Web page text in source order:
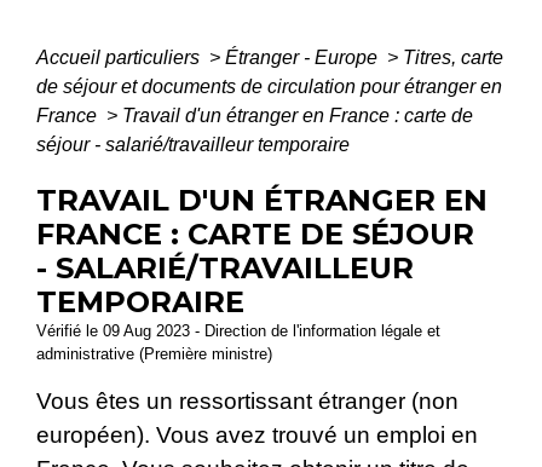
Accueil particuliers > Étranger - Europe > Titres, carte
de séjour et documents de circulation pour étranger en
France > Travail d'un étranger en France : carte de
séjour - salarié/travailleur temporaire
TRAVAIL D'UN ÉTRANGER EN
FRANCE : CARTE DE SÉJOUR
- SALARIÉ/TRAVAILLEUR
TEMPORAIRE
Vérifié le 09 Aug 2023 - Direction de l'information légale et
administrative (Première ministre)
Vous êtes un ressortissant étranger (non
européen). Vous avez trouvé un emploi en